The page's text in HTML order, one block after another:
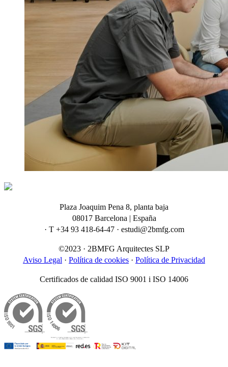
Plaza Joaquim Pena 8, planta baja
08017 Barcelona | España
· T +34 93 418-64-47 · estudi@2bmfg.com
©2023 · 2BMFG Arquitectes SLP
Aviso Legal · Política de cookies · Política de Privacidad
Certificados de calidad ISO 9001 i ISO 14006